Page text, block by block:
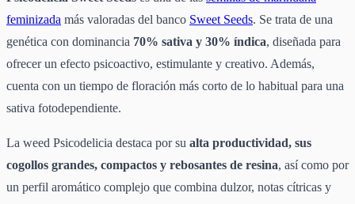
feminizada más valoradas del banco Sweet Seeds. Se trata de una
genética con dominancia 70% sativa y 30% índica, diseñada para
ofrecer un efecto psicoactivo, estimulante y creativo. Además,
cuenta con un tiempo de floración más corto de lo habitual para una
sativa fotodependiente.
La weed Psicodelicia destaca por su alta productividad, sus
cogollos grandes, compactos y rebosantes de resina, así como por
un perfil aromático complejo que combina dulzor, notas cítricas y